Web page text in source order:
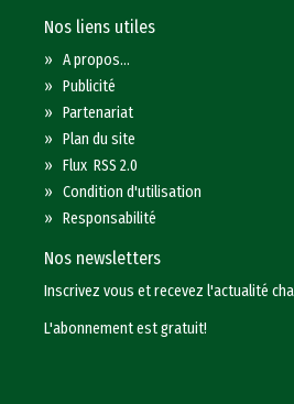
Nos liens utiles
»A propos...
»Publicité
»Partenariat
»Plan du site
»Flux RSS 2.0
»Condition d'utilisation
»Responsabilité
Nos newsletters
Inscrivez vous et recevez l'actualité
L'abonnement est gratuit!